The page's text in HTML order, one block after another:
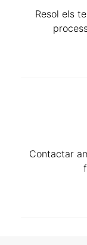
Resol els
Contactar